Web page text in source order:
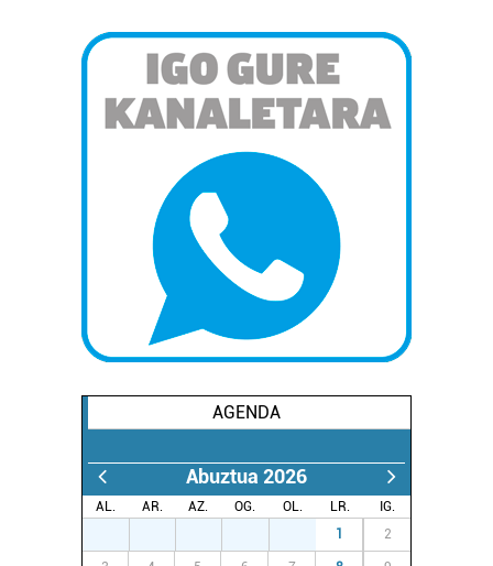
AGENDA
Abuztua 2026
AL. AR. AZ. OG. OL. LR.
IG.
1 2